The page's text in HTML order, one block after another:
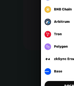
Português (Portugal)
Bahasa Indonesia
Português (Brasil)